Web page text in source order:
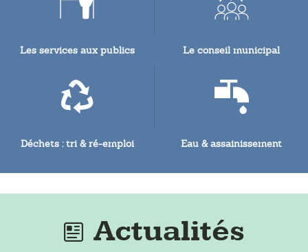
Les services aux publics Le conseil municipal
Déchets : tri & ré-emploi Eau & assainissement
Actualités